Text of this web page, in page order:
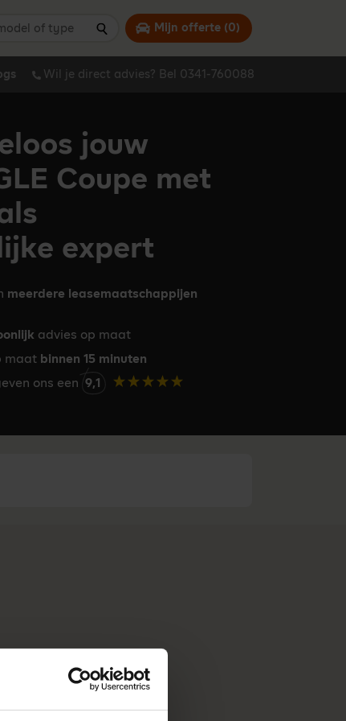
Wil je direct advies? Bel 0341-760088
of type
Zoeken
Mijn offerte (0)
jouw
Coupe met
expert
meerdere leasemaatschappijen
advies op maat
maat binnen 15 minuten
ons een
9,1